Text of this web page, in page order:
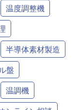
温度調整機
半導体素材製造
盤
温調機